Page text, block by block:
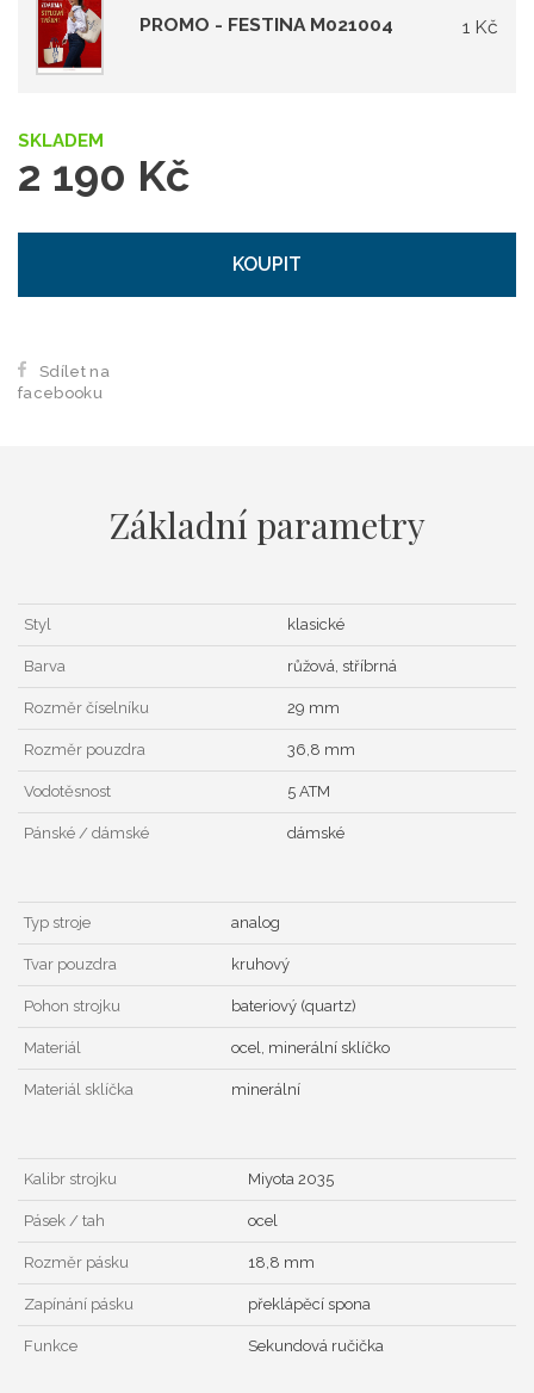
1 Kč
PROMO - FESTINA M021004
SKLADEM
2 190 Kč
KOUPIT
Sdílet na
facebooku
Základní parametry
Styl klasické
Barva růžová, stříbrná
Rozměr číselníku 29 mm
Rozměr pouzdra 36,8 mm
Vodotěsnost 5 ATM
Pánské / dámské dámské
Typ stroje analog
Tvar pouzdra kruhový
Pohon strojku bateriový (quartz)
Materiál ocel, minerální sklíčko
Materiál sklíčka minerální
Kalibr strojku Miyota 2035
Pásek / tah ocel
Rozměr pásku 18,8 mm
Zapínání pásku překlápěcí spona
Funkce Sekundová ručička